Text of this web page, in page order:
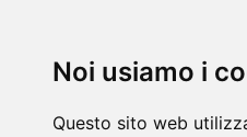
Noi usiamo i
Questo sito web